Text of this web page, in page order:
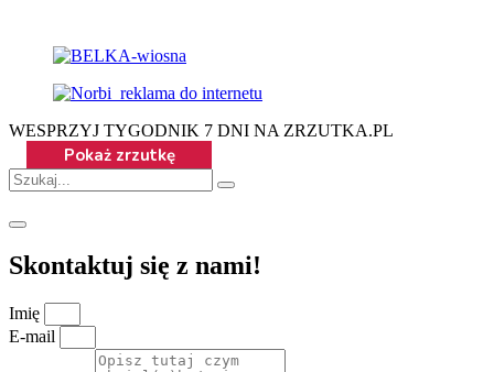
WESPRZYJ TYGODNIK 7 DNI NA ZRZUTKA.PL
Skontaktuj się z nami!
Imię
E-mail